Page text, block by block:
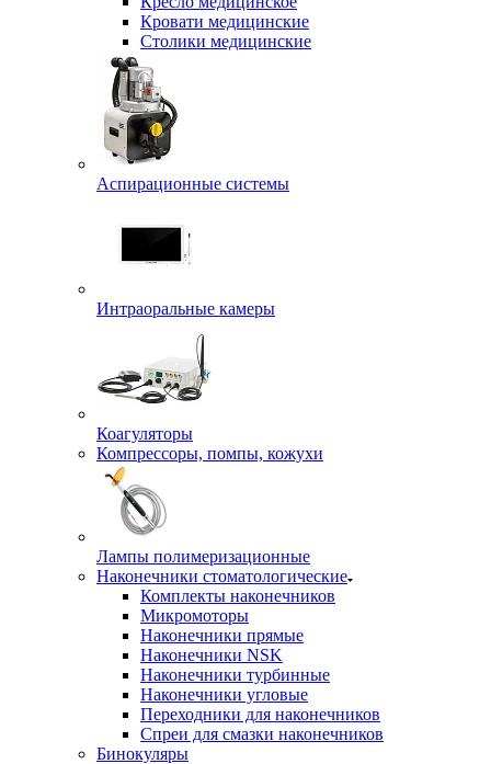
Кровати медицинские
Столики медицинские
Аспирационные системы
Интраоральные камеры
Коагуляторы
Компрессоры, помпы, кожухи
Лампы полимеризационные
Наконечники стоматологические
Комплекты наконечников
Микромоторы
Наконечники прямые
Наконечники NSK
Наконечники турбинные
Наконечники угловые
Переходники для наконечников
Спреи для смазки наконечников
Бинокуляры